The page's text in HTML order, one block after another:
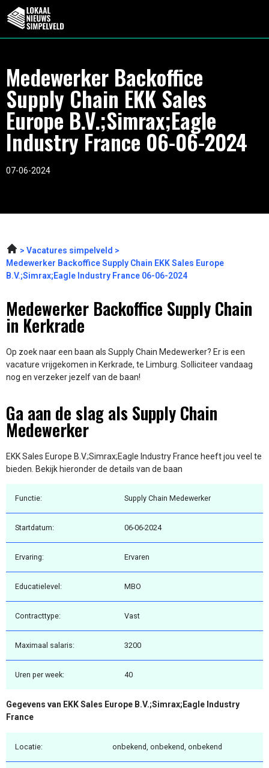
Medewerker Backoffice
Supply Chain EKK Sales
Europe B.V.;Simrax;Eagle
Industry France 06-06-2024
07-06-2024
Vacatures simpelveld
Medewerker Backoffice Supply Chain EKK Sales Europe
B.V.;Simrax;Eagle Industry France 06-06-2024
Medewerker Backoffice Supply Chain
in Kerkrade
Op zoek naar een baan als Supply Chain Medewerker? Er is een
vacature vrijgekomen in Kerkrade, te Limburg. Solliciteer vandaag
nog en verzeker jezelf van de baan!
Ga aan de slag als Supply Chain
Medewerker
EKK Sales Europe B.V.;Simrax;Eagle Industry France heeft jou veel te
bieden. Bekijk hieronder de details van de baan
Functie: Supply Chain Medewerker
Startdatum: 06-06-2024
Ervaring: Ervaren
Educatielevel: MBO
Contracttype: Vast
Maximaal salaris: 3200
Uren per week: 40
Gegevens van EKK Sales Europe B.V.;Simrax;Eagle Industry
France
Locatie: onbekend, onbekend, onbekend